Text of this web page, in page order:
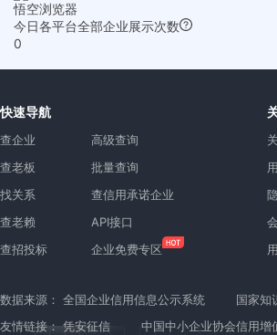
悟空浏览器
今日各平台全部企业展示次数
0
快速导航
查企业
查老板
找关系
查老赖
查招投标
高级查询
批量查询
查信用承诺企业
API接口
企业免费专区
数据来源： 全国企业信用信息公示系统 国家知
友情链接： 凭安征信 中国中小企业协会信用增